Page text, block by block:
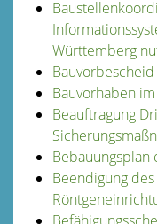
Württemberg
Bauvorhaben
Beauftragung
Bebauungsplan
Beendigung